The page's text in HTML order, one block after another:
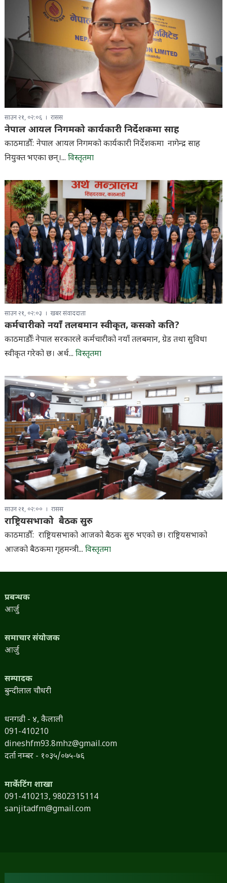
साउन २१, ०२:०६ रासस
नेपाल आयल निगमको कार्यकारी निर्देशकमा साह
काठमाडौँ: नेपाल आयल निगमको कार्यकारी निर्देशकमा नागेन्द्र साह
नियुक्त भएका छन्।... विस्तृतमा
साउन २१, ०२:०३ खबर संवाददाता
कर्मचारीको नयाँ तलबमान स्वीकृत, कसको कति?
काठमाडौँः नेपाल सरकारले कर्मचारीको नयाँ तलबमान, ग्रेड तथा सुविधा
स्वीकृत गरेको छ। अर्थ... विस्तृतमा
साउन २१, ०२:०० रासस
राष्ट्रियसभाको बैठक सुरु
काठमाडौँ: राष्ट्रियसभाको आजको बैठक सुरु भएको छ। राष्ट्रियसभाको
आजको बैठकमा गृहमन्त्री... विस्तृतमा
प्रबन्धक
आर्जु
समाचार संयोजक
आर्जु
सम्पादक
बुन्दीलाल चौधरी
धनगढी - ४, कैलाली
091-410210
dineshfm93.8mhz@gmail.com
दर्ता नम्बर - १०३५/०७५-७६
मार्केटिंग शाखा
091-410213, 9802315114
sanjitadfm@gmail.com